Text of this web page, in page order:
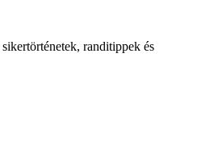
randitippek és